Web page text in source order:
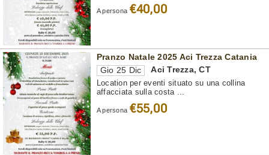
A persona €40,00
Pranzo Natale 2025 Aci Trezza Catania
Gio 25 Dic Aci Trezza,CT
Location per eventi situato su una collina
affacciata sulla costa ...
A persona €55,00